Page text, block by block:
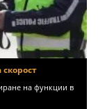
на функции в